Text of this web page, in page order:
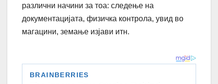
различни начини за тоа: следење на
документацијата, физичка контрола, увид во
магацини, земање изјави итн.